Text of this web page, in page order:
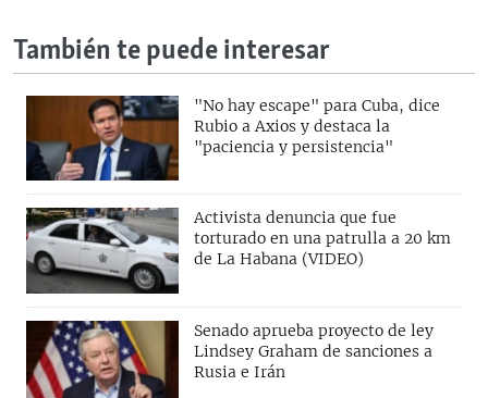
También te puede interesar
"No hay escape" para Cuba, dice
Rubio a Axios y destaca la
"paciencia y persistencia"
Activista denuncia que fue
torturado en una patrulla a 20 km
de La Habana (VIDEO)
Senado aprueba proyecto de ley
Lindsey Graham de sanciones a
Rusia e Irán